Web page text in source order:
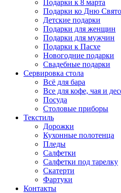
Подарки к 8 марта
Подарки ко Дню
Детские подарки
Подарки для женщин
Подарки для мужчин
Подарки к Пасхе
Новогодние подарки
Свадебные подарки
Сервировка стола
Всё для бара
Все для кофе, чая и
Посуда
Столовые приборы
Текстиль
Дорожки
Кухонные полотенца
Пледы
Салфетки
Салфетки под тарелку
Скатерти
Фартуки
Контакты